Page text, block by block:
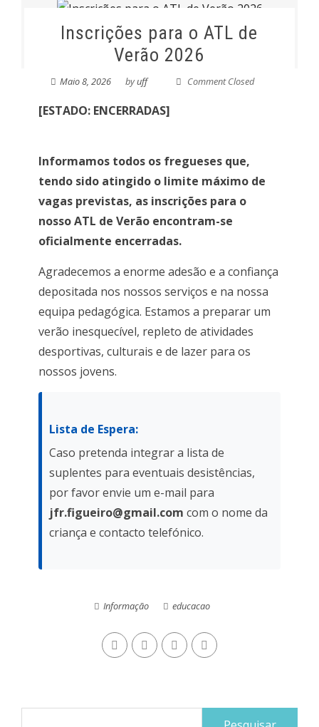
Inscrições para o ATL de
Verão 2026
Maio 8, 2026 byuff Comment Closed
[ESTADO: ENCERRADAS]
Informamos todos os fregueses que,
tendo sido atingido o limite máximo de
vagas previstas, as inscrições para o
nosso ATL de Verão encontram-se
oficialmente encerradas.
Agradecemos a enorme adesão e a confiança
depositada nos nossos serviços e na nossa
equipa pedagógica. Estamos a preparar um
verão inesquecível, repleto de atividades
desportivas, culturais e de lazer para os
nossos jovens.
Lista de Espera:
Caso pretenda integrar a lista de
suplentes para eventuais desistências,
por favor envie um e-mail para
jfr.figueiro@gmail.com com o nome da
criança e contacto telefónico.
Informação educacao